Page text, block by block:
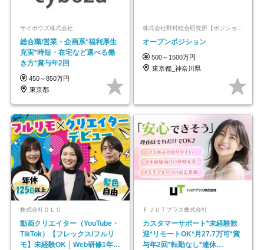
サイボウズ株式会社
総合職/営業・企画系*福利厚生
充実*時短・在宅など選べる働
き方*賞与年2回
450～850万円
東京都
オープンポジション
500～1500万円
東京都_神奈川県
株式会社ＯＬＣ
動画クリエイター（YouTube・
TikTok）【フレックス/フルリ
モ】未経験OK｜Web研修1年間
ＦＪＵＴプラス株式会社
カスタマーサポート*未経験歓
迎*リモートOK*月27.7万可*賞
与年2回*転勤なし*連休